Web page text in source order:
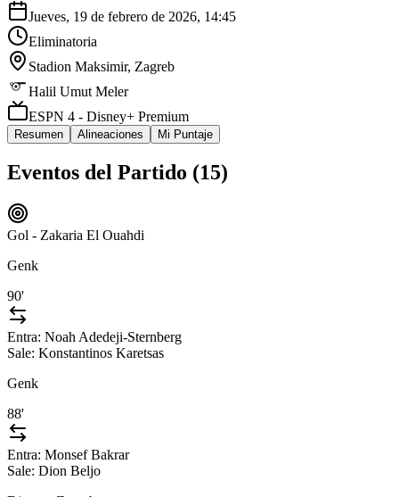
Jueves, 19 de febrero de 2026, 14:45
Eliminatoria
Stadion Maksimir, Zagreb
Halil Umut Meler
ESPN 4 - Disney+ Premium
Resumen Alineaciones Mi Puntaje
Eventos del Partido (15)
Gol - Zakaria El Ouahdi
Genk
90'
Entra: Noah Adedeji-Sternberg
Sale: Konstantinos Karetsas
Genk
88'
Entra: Monsef Bakrar
Sale: Dion Beljo